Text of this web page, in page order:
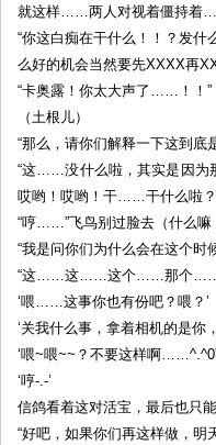
就这样……两人对视着僵持着
“你这白痴在干什么！！？发
么好的机会当然要先XXXX再
“卡奥露！你太大声了……！！”
（土根儿）
“那么，请你们解释一下这到底
“这……没什么啦，其实是因为
哎哟！哎哟！干……干什么啦？
“哼……”飞鸟别过脸去（什么嘛
“我是问你们为什么会在这个时
“这……这……这个……那个……”
‘喂……这事你也有份吧？喂？’
‘关我什么事，拿着相机的是你
‘喂~喂~~？不要这样啊
‘哼-.-’
信鸽看着这对活宝，最后也只
“好吧，如果你们再这样做，